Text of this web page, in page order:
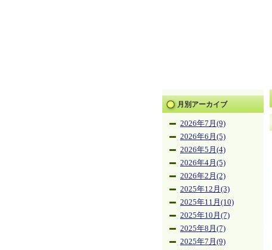
月別アーカイブ
2026年7月(9)
2026年6月(5)
2026年5月(4)
2026年4月(5)
2026年2月(2)
2025年12月(3)
2025年11月(10)
2025年10月(7)
2025年8月(7)
2025年7月(9)